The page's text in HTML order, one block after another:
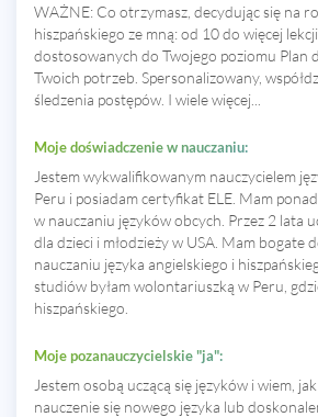
WAŻNE: Co otrzymasz, decydując się na
hiszpańskiego ze mną: od 10 do więcej
dostosowanych do Twojego poziomu Plan
Twoich potrzeb. Spersonalizowany,
śledzenia postępów. I wiele więcej...
Moje doświadczenie w nauczaniu:
Jestem wykwalifikowanym nauczycielem
Peru i posiadam certyfikat ELE. Mam
w nauczaniu języków obcych. Przez 2 lata
dla dzieci i młodzieży w USA. Mam bogate
nauczaniu języka angielskiego i
studiów byłam wolontariuszką w Peru,
hiszpańskiego.
Moje pozanauczycielskie "ja":
Jestem osobą uczącą się języków i wiem,
nauczenie się nowego języka lub